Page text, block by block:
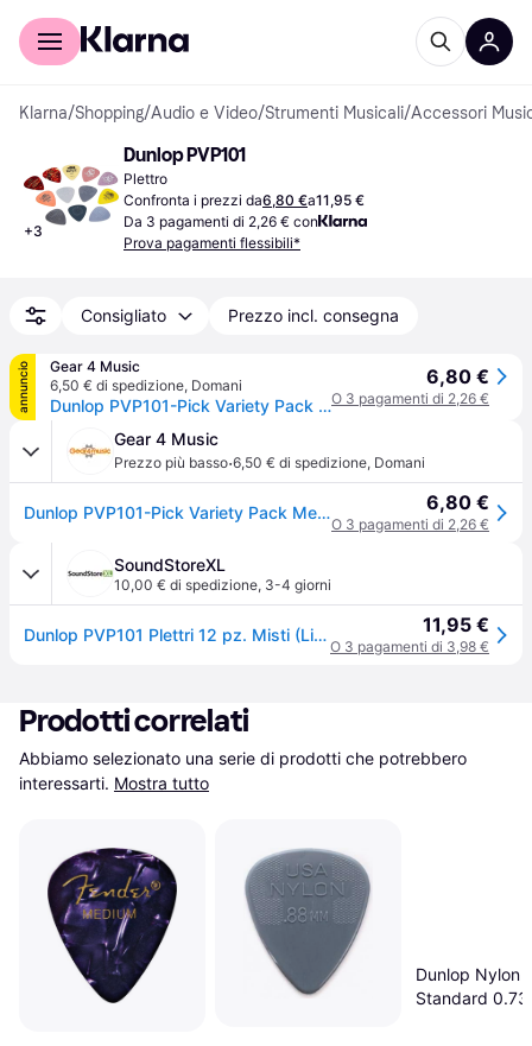
Per il tuo shopping
Klarna/Shopping/Audio e Video/Strumenti Musicali/Accessori
+3
Dunlop PVP101
Plettro
Confronta i prezzi da6,80 €a11,95 €
Da 3 pagamenti di 2,26 € con
Prova pagamenti flessibili*
Consigliato Prezzo incl. consegna
annuncio
Gear 4 Music
6,50 € di spedizione, Domani
Dunlop PVP101-Pick Variety Pack Medium-Light Players Pack of 12
6,80 €
O 3 pagamenti di 2,26 €
Gear 4 Music
Prezzo più basso·6,50 € di spedizione, Domani
Dunlop PVP101-Pick Variety Pack Medium-Light Players Pack of 12 6,80 €
O 3 pagamenti di 2,26 €
SoundStoreXL
10,00 € di spedizione, 3-4 giorni
Dunlop PVP101 Plettri 12 pz. Misti (Light/Medium) 11,95 €
O 3 pagamenti di 3,98 €
Prodotti correlati
Abbiamo selezionato una serie di prodotti che potrebbero
interessarti. Mostra tutto
Dunlop Nylon
Standard 0.73